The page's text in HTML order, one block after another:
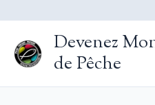
contenu
Devenez
de Pêche